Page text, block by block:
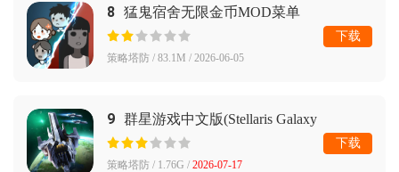
8 猛鬼宿舍无限金币MOD菜单
策略塔防 / 83.1M / 2026-06-05
下载
9 群星游戏中文版(Stellaris Galaxy
Command)
策略塔防 / 1.76G / 2026-07-17
下载